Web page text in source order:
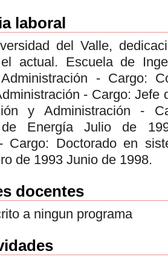
laboral
del Valle,
actual. Escuela de
- Cargo:
- Cargo: Jefe
y Administración -
de Energía Julio de
Cargo: Doctorado en
de 1993 Junio de 1998.
docentes
a ningun programa